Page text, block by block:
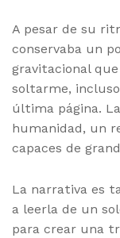
A pesar de su
conservaba un
gravitacional
soltarme,
última página.
humanidad, un
capaces de
La narrativa es
a leerla de un
para crear una